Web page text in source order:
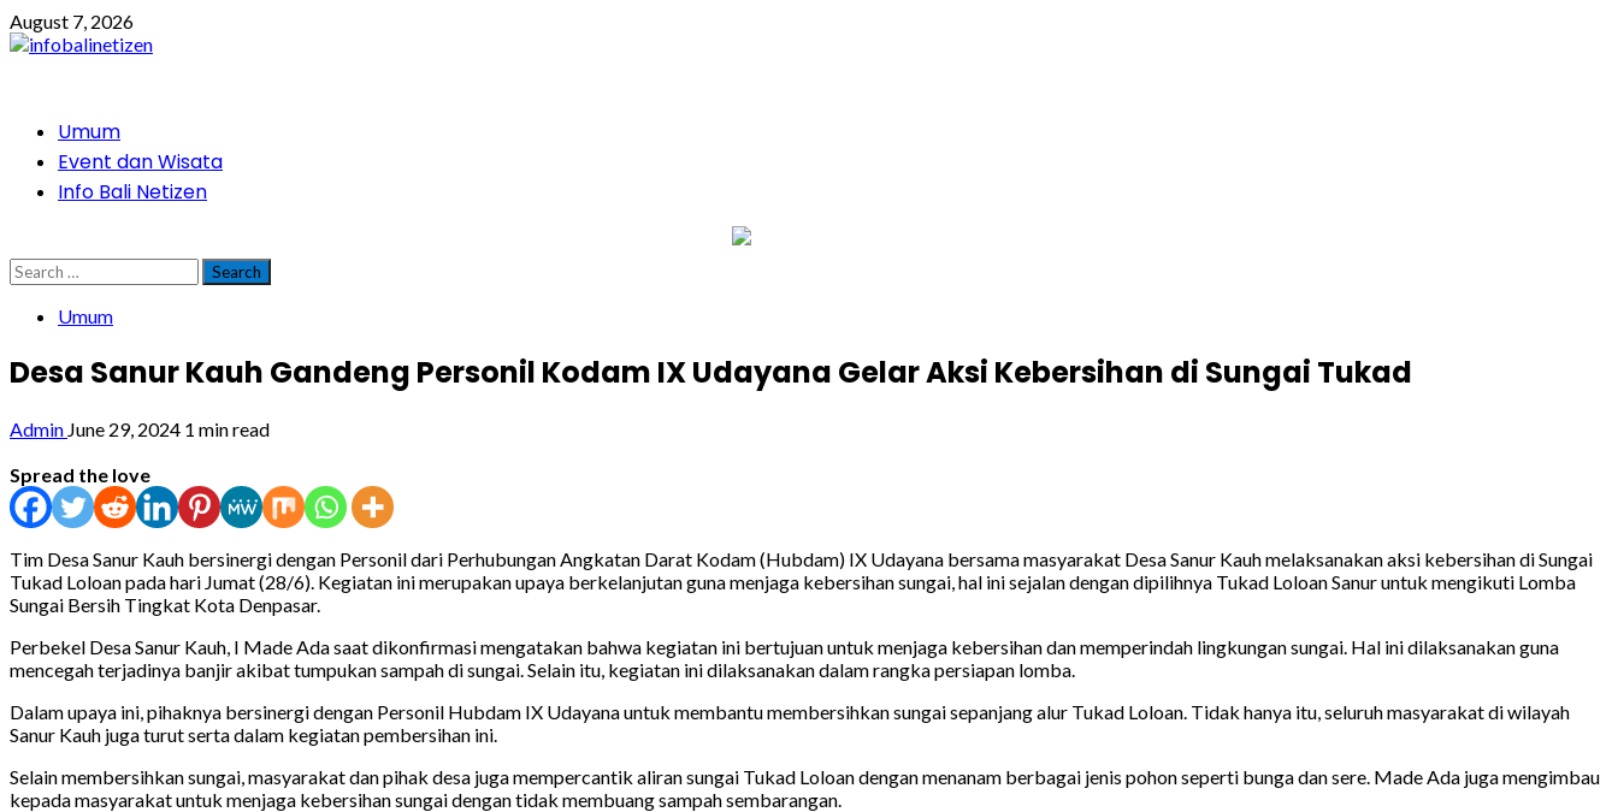
Skip
to
August 7, 2026
PrimaryUmum
Event dan Wisata
Info Bali Netizen
Search
for:
Umum
Desa Sanur Kauh Gandeng Personil Kodam IX Udayana Gelar Aksi Kebersihan di Sungai Tukad
Admin June 29, 2024 1 min read
Spread the love
Tim Desa Sanur Kauh bersinergi dengan Personil dari Perhubungan Angkatan Darat Kodam (Hubdam) IX Udayana bersama masyarakat Desa Sanur Kauh melaksanakan aksi kebersihan di Sungai
Tukad Loloan pada hari Jumat (28/6). Kegiatan ini merupakan upaya berkelanjutan guna menjaga kebersihan sungai, hal ini sejalan dengan dipilihnya Tukad Loloan Sanur untuk mengikuti Lomba
Sungai Bersih Tingkat Kota Denpasar.
Perbekel Desa Sanur Kauh, I Made Ada saat dikonfirmasi mengatakan bahwa kegiatan ini bertujuan untuk menjaga kebersihan dan memperindah lingkungan sungai. Hal ini dilaksanakan guna
mencegah terjadinya banjir akibat tumpukan sampah di sungai. Selain itu, kegiatan ini dilaksanakan dalam rangka persiapan lomba.
Dalam upaya ini, pihaknya bersinergi dengan Personil Hubdam IX Udayana untuk membantu membersihkan sungai sepanjang alur Tukad Loloan. Tidak hanya itu, seluruh masyarakat di wilayah
Sanur Kauh juga turut serta dalam kegiatan pembersihan ini.
Selain membersihkan sungai, masyarakat dan pihak desa juga mempercantik aliran sungai Tukad Loloan dengan menanam berbagai jenis pohon seperti bunga dan sere. Made Ada juga mengimbau
kepada masyarakat untuk menjaga kebersihan sungai dengan tidak membuang sampah sembarangan.